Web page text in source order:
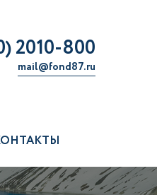
2010-800
mail@fond87.ru